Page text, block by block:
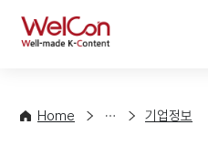
WelCon
Home
컨
해
기
기업정보